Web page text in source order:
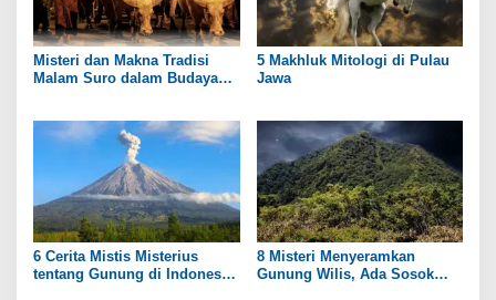
Misteri dan Makna Tradisi
Malam Suro dalam Budaya
5 Makhluk Mitologi di Pulau
Jawa
6 Cerita Mistis Misterius
tentang Gunung di Indonesia
8 Misteri Menyeramkan
Gunung Wilis, Ada Sosok